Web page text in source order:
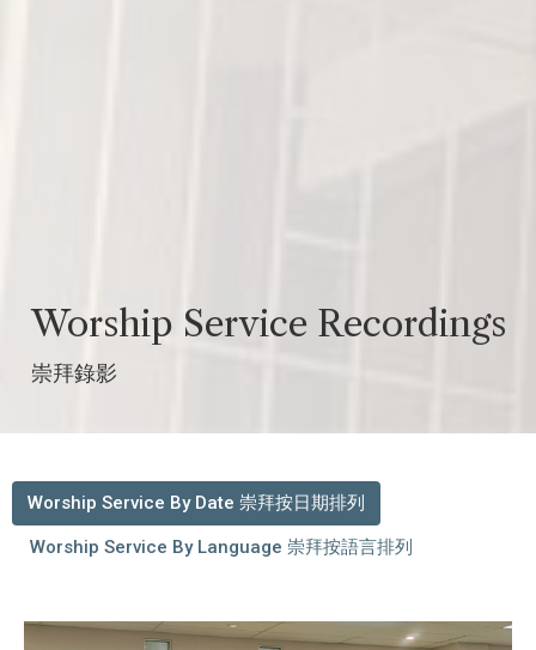
Worship Service Recordings
崇拜錄影
Worship Service By Date 崇拜按日期排列
Worship Service By Language 崇拜按語言排列